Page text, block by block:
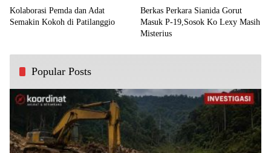
Kolaborasi Pemda dan Adat
Semakin Kokoh di Patilanggio
Berkas Perkara Sianida Gorut
Masuk P-19,Sosok Ko Lexy Masih
Misterius
Popular Posts